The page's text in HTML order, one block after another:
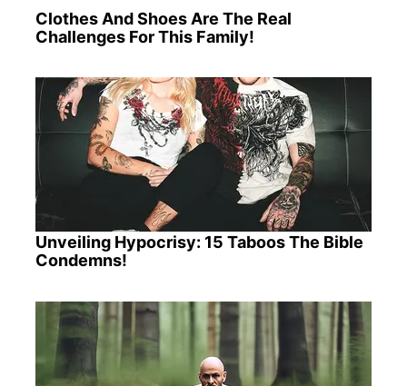
Clothes And Shoes Are The Real
Challenges For This Family!
Unveiling Hypocrisy: 15 Taboos The Bible
Condemns!